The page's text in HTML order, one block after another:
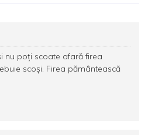
nu poţi scoate afară firea
scoşi. Firea pământească